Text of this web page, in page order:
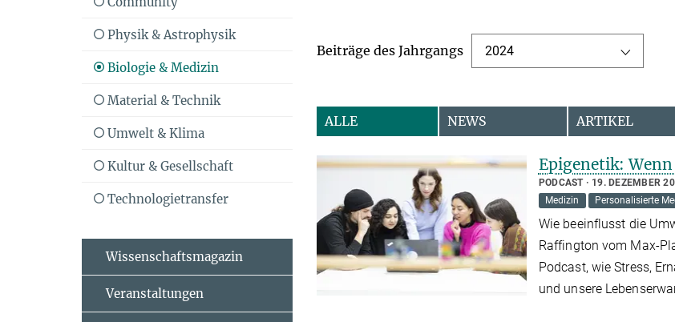
Beiträge des Jahrgangs 2024
ALLE NEWS ARTIKEL
Epigenetik:
PODCAST
19. DEZEMBER
Medizin
Personalisierte
Wie beeinflusst die
Raffington vom Max-
Podcast, wie Stress,
und unsere
Physik & Astrophysik
Biologie & Medizin
Material & Technik
Umwelt & Klima
Kultur & Gesellschaft
Technologietransfer
Wissenschaftsmagazin
Veranstaltungen